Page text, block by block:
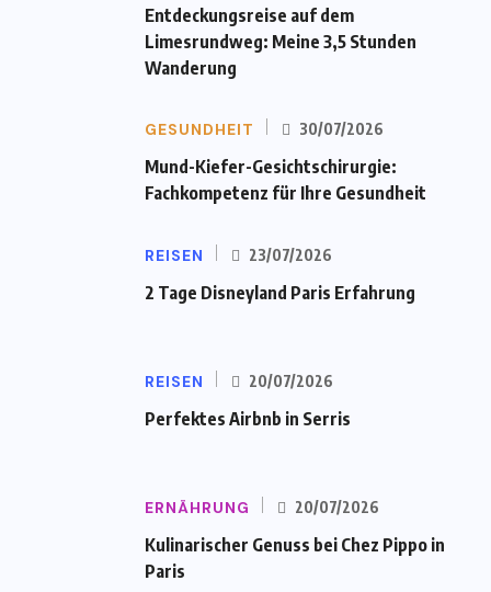
Entdeckungsreise auf dem
Limesrundweg: Meine 3,5 Stunden
Wanderung
GESUNDHEIT 30/07/2026
Mund-Kiefer-Gesichtschirurgie:
Fachkompetenz für Ihre Gesundheit
REISEN 23/07/2026
2 Tage Disneyland Paris Erfahrung
REISEN 20/07/2026
Perfektes Airbnb in Serris
ERNÄHRUNG 20/07/2026
Kulinarischer Genuss bei Chez Pippo in
Paris